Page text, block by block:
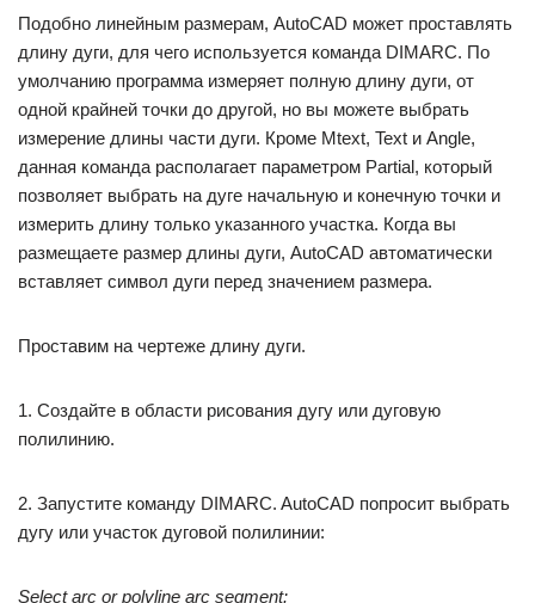
Подобно линейным размерам, AutoCAD может проставлять
длину дуги, для чего используется команда DIMARC. По
умолчанию программа измеряет полную длину дуги, от
одной крайней точки до другой, но вы можете выбрать
измерение длины части дуги. Кроме Mtext, Text и Angle,
данная команда располагает параметром Partial, который
позволяет выбрать на дуге начальную и конечную точки и
измерить длину только указанного участка. Когда вы
размещаете размер длины дуги, AutoCAD автоматически
вставляет символ дуги перед значением размера.
Проставим на чертеже длину дуги.
1. Создайте в области рисования дугу или дуговую
полилинию.
2. Запустите команду DIMARC. AutoCAD попросит выбрать
дугу или участок дуговой полилинии:
Select arc or polyline arc segment: